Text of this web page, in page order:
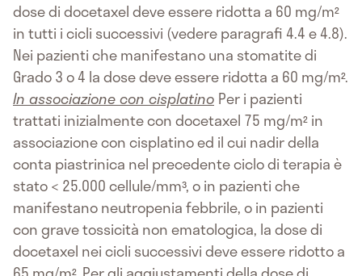
dose di docetaxel deve essere ridotta a 60 mg/m²
in tutti i cicli successivi (vedere paragrafi 4.4 e 4.8).
Nei pazienti che manifestano una stomatite di
Grado 3 o 4 la dose deve essere ridotta a 60 mg/m².
In associazione con cisplatino Per i pazienti
trattati inizialmente con docetaxel 75 mg/m² in
associazione con cisplatino ed il cui nadir della
conta piastrinica nel precedente ciclo di terapia è
stato < 25.000 cellule/mm³, o in pazienti che
manifestano neutropenia febbrile, o in pazienti
con grave tossicità non ematologica, la dose di
docetaxel nei cicli successivi deve essere ridotto a